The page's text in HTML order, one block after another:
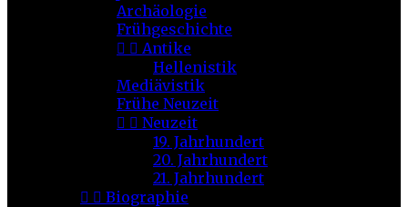
Archäologie
Frühgeschichte
  Antike
Hellenistik
Mediävistik
Frühe Neuzeit
  Neuzeit
19. Jahrhundert
20. Jahrhundert
21. Jahrhundert
  Biographie